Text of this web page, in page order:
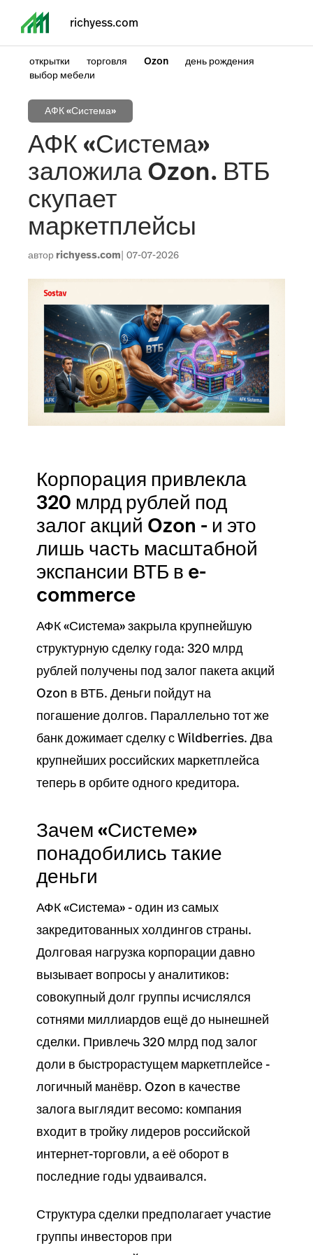
richyess.com
открытки торговля Ozon
день рождения
выбор мебели
АФК «Система»
АФК «Система»
заложила Ozon. ВТБ
скупает
маркетплейсы
автор richyess.com 07-07-2026
Корпорация привлекла
320 млрд рублей под
залог акций Ozon - и это
лишь часть масштабной
экспансии ВТБ в e-
commerce
АФК «Система» закрыла крупнейшую
структурную сделку года: 320 млрд
рублей получены под залог пакета акций
Ozon в ВТБ. Деньги пойдут на
погашение долгов. Параллельно тот же
банк дожимает сделку с Wildberries. Два
крупнейших российских маркетплейса
теперь в орбите одного кредитора.
Зачем «Системе»
понадобились такие
деньги
АФК «Система» - один из самых
закредитованных холдингов страны.
Долговая нагрузка корпорации давно
вызывает вопросы у аналитиков:
совокупный долг группы исчислялся
сотнями миллиардов ещё до нынешней
сделки. Привлечь 320 млрд под залог
доли в быстрорастущем маркетплейсе -
логичный манёвр. Ozon в качестве
залога выглядит весомо: компания
входит в тройку лидеров российской
интернет-торговли, а её оборот в
последние годы удваивался.
Структура сделки предполагает участие
группы инвесторов при